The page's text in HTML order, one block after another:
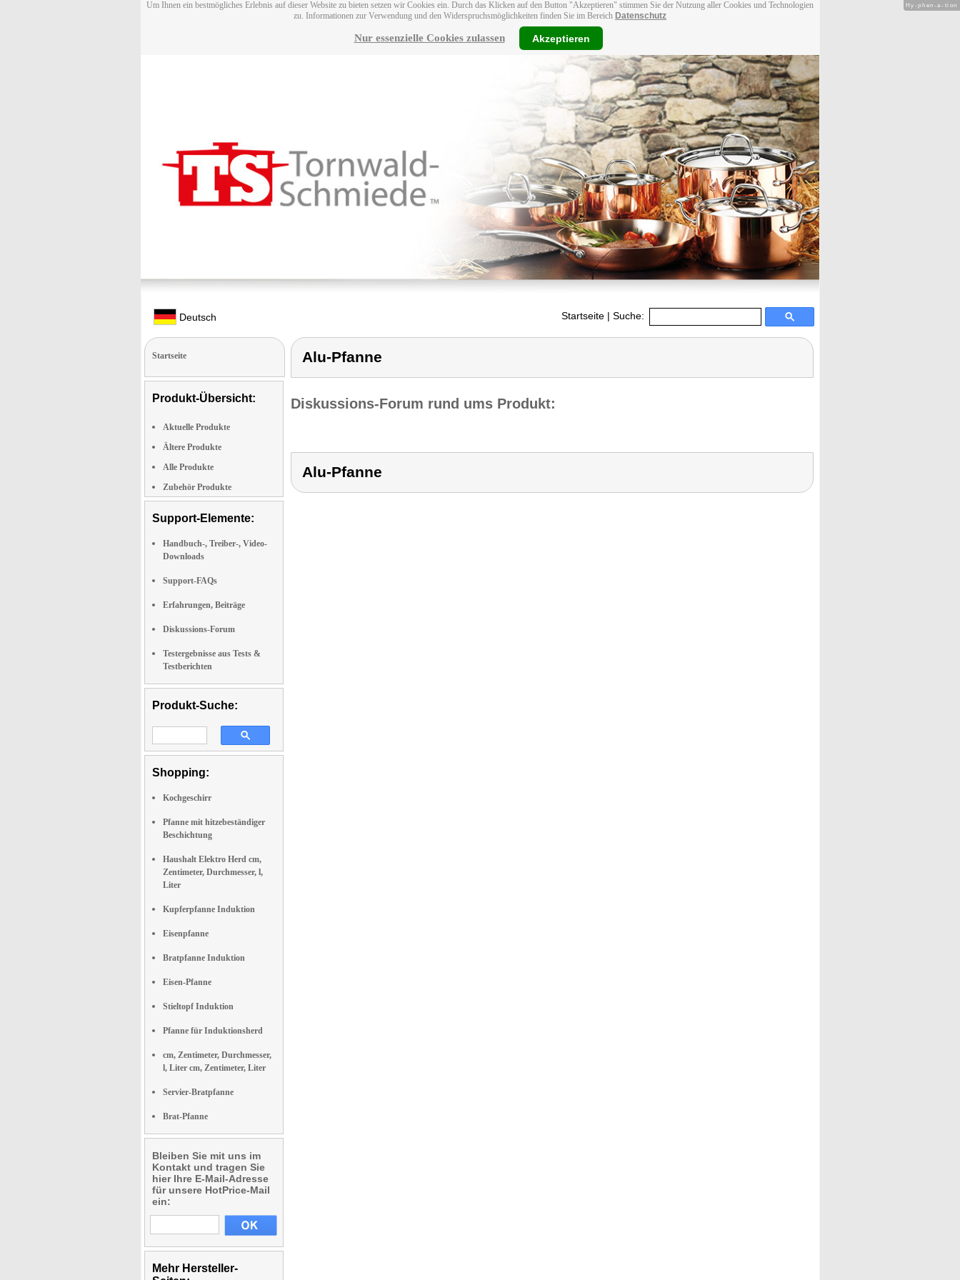
Um Ihnen ein bestmögliches Erlebnis auf dieser Website zu bieten setzen wir Cookies ein. Durch das Klicken auf den Button "Akzeptieren" stimmen Sie der Nutzung aller Cookies und Technologien
zu. Informationen zur Verwendung und den Widerspruchsmöglichkeiten finden Sie im Bereich Datenschutz
Nur essenzielle Cookies zulassen Akzeptieren
Deutsch Startseite | Suche:
Startseite
Produkt-Übersicht:
Aktuelle Produkte
Ältere Produkte
Alle Produkte
Zubehör Produkte
Support-Elemente:
Handbuch-, Treiber-, Video-
Downloads
Support-FAQs
Erfahrungen, Beiträge
Diskussions-Forum
Testergebnisse aus Tests &
Testberichten
Produkt-Suche:
Shopping:
Kochgeschirr
Pfanne mit hitzebeständiger
Beschichtung
Haushalt Elektro Herd cm,
Zentimeter, Durchmesser, l,
Liter
Kupferpfanne Induktion
Eisenpfanne
Bratpfanne Induktion
Eisen-Pfanne
Stieltopf Induktion
Pfanne für Induktionsherd
cm, Zentimeter, Durchmesser,
l, Liter cm, Zentimeter, Liter
Servier-Bratpfanne
Brat-Pfanne
Bleiben Sie mit uns im
Kontakt und tragen Sie
hier Ihre E-Mail-Adresse
für unsere HotPrice-Mail
ein:
Mehr Hersteller-
Alu-Pfanne
Diskussions-Forum rund ums Produkt:
Alu-Pfanne
Hy-phen-a-tion